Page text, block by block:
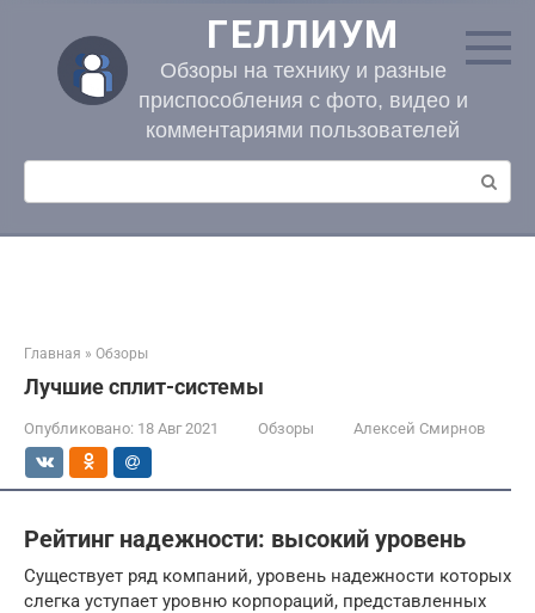
контенту
ГЕЛЛИУМ
Обзоры на технику и разные
приспособления с фото, видео и
комментариями пользователей
Поиск:
Главная » Обзоры
Лучшие сплит-системы
Опубликовано: 18 Авг 2021 Обзоры Алексей Смирнов
Рейтинг надежности: высокий уровень
Существует ряд компаний, уровень надежности которых
слегка уступает уровню корпораций, представленных